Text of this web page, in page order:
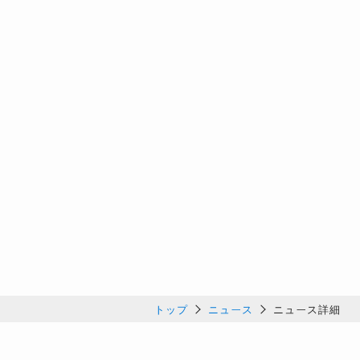
トップ ニュース ニュース詳細